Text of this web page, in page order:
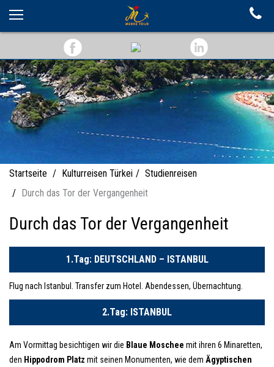
Startseite Kulturreisen Türkei
Studienreisen
Durch das Tor der Vergangenheit
Durch das Tor der Vergangenheit
1.Tag: DEUTSCHLAND – ISTANBUL
Flug nach Istanbul. Transfer zum Hotel. Abendessen, Übernachtung.
2.Tag: ISTANBUL
Am Vormittag besichtigen wir die Blaue Moschee mit ihren 6 Minaretten,
den Hippodrom Platz mit seinen Monumenten, wie dem Ägyptischen